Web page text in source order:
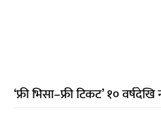
‘फ्री भिसा–फ्री टिकट’ १०